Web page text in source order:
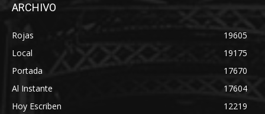
ARCHIVO
Rojas
19605
Local
19175
Portada
17670
Al Instante
17604
Hoy Escriben
12219